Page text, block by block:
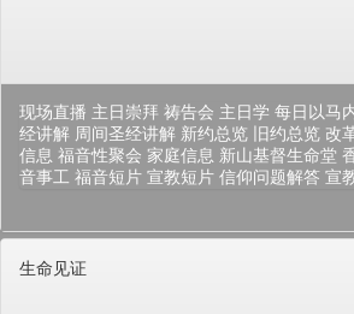
现场直播 主日崇拜 祷告会 主日学 每日以马
经讲解 周间圣经讲解 新约总览 旧约总览 改
信息 福音性聚会 家庭信息 新山基督生命堂
音事工 福音短片 宣教短片 信仰问题解答 宣
生命见证